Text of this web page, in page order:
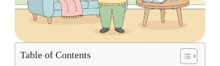
Table of Contents